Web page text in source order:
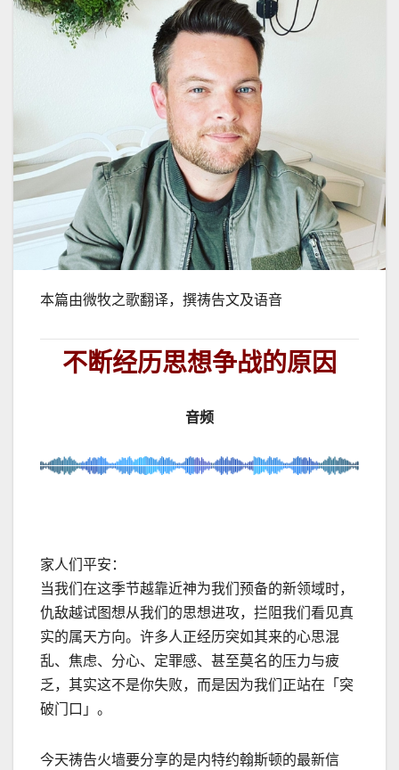
本篇由微牧之歌翻译，撰祷告文及语音
不断经历思想争战的原因
音频
家人们平安：
当我们在这季节越靠近神为我们预备的新领域时，
仇敌越试图想从我们的思想进攻，拦阻我们看见真
实的属天方向。许多人正经历突如其来的心思混
乱、焦虑、分心、定罪感、甚至莫名的压力与疲
乏，其实这不是你失败，而是因为我们正站在「突
破门口」。
今天祷告火墙要分享的是内特约翰斯顿的最新信